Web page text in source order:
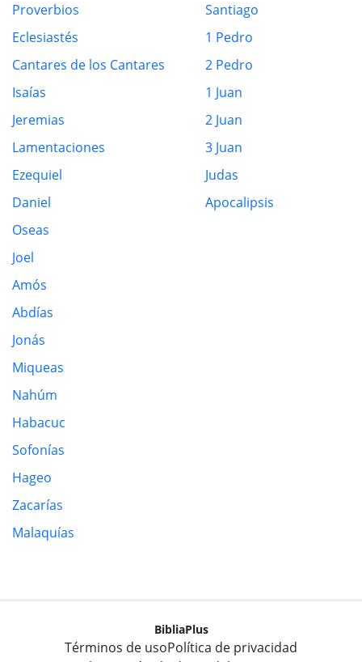
Proverbios
Eclesiastés
Cantares de los Cantares
Isaías
Jeremias
Lamentaciones
Ezequiel
Daniel
Oseas
Joel
Amós
Abdías
Jonás
Miqueas
Nahúm
Habacuc
Sofonías
Hageo
Zacarías
Malaquías
Santiago
1 Pedro
2 Pedro
1 Juan
2 Juan
3 Juan
Judas
Apocalipsis
BibliaPlus
Términos de usoPolítica de privacidad